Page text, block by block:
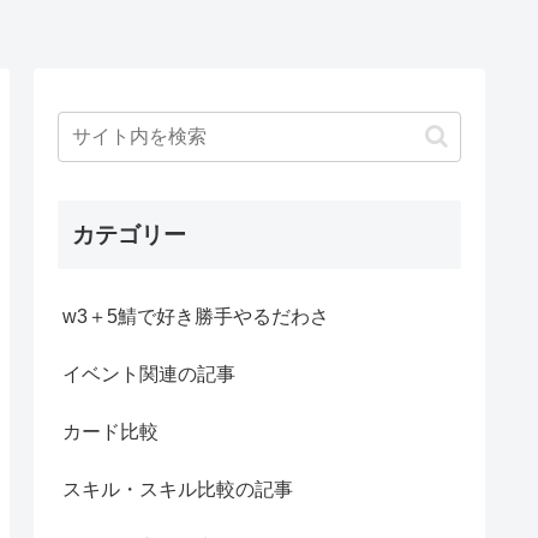
カテゴリー
w3＋5鯖で好き勝手やるだわさ
イベント関連の記事
カード比較
スキル・スキル比較の記事